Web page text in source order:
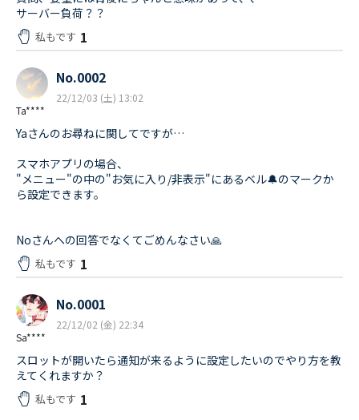
サーバー負荷？？
私もです 1
Ta****
No.0002
22/12/03 (土) 13:02
Yaさんのお尋ねに関してですが…
スマホアプリの場合、
"メニュー"の中の"お気に入り/非表示"にあるベル🔔のマークか
ら設定できます。
Noさんへの回答でなくてごめんなさい🙏
私もです 1
Sa****
No.0001
22/12/02 (金) 22:34
スロットが開いたら通知が来るように設定したいのでやり方を教
えてくれますか？
私もです 1